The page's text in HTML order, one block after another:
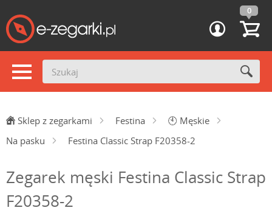
0
Sklep z zegarkami Festina 🕙 Męskie
Na pasku
Festina Classic Strap F20358-2
Zegarek męski Festina Classic Strap
F20358-2